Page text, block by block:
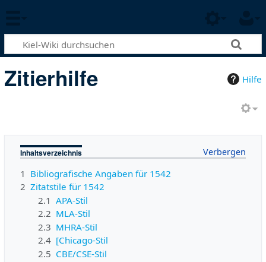
Hilfe
Zitierhilfe
Inhaltsverzeichnis
1 Bibliografische Angaben für 1542
2 Zitatstile für 1542
2.1 APA-Stil
2.2 MLA-Stil
2.3 MHRA-Stil
2.4 [Chicago-Stil
2.5 CBE/CSE-Stil